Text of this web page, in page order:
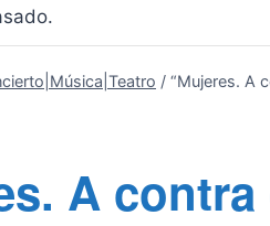
/ “Mujeres. A
A